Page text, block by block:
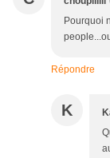
Pourquoi
Répondre
K